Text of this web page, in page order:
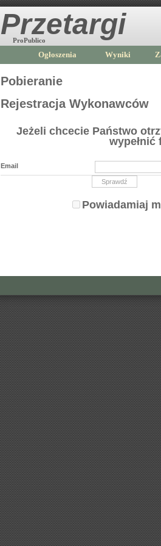
Przetargi
ProPublico
Ogłoszenia Wyniki
Pobieranie
Rejestracja Wykonawców
Jeżeli chcecie Państwo
wypełnić
Email
Powiadamiaj